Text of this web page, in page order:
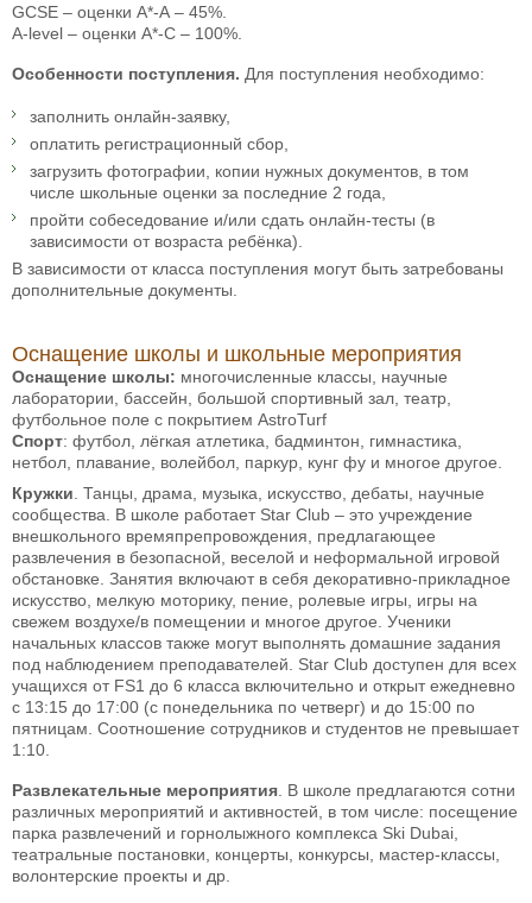
GCSE – оценки А*-А – 45%.
A-level – оценки A*-C – 100%.
Особенности поступления. Для поступления необходимо:
заполнить онлайн-заявку,
оплатить регистрационный сбор,
загрузить фотографии, копии нужных документов, в том
числе школьные оценки за последние 2 года,
пройти собеседование и/или сдать онлайн-тесты (в
зависимости от возраста ребёнка).
В зависимости от класса поступления могут быть затребованы
дополнительные документы.
Оснащение школы и школьные мероприятия
Оснащение школы: многочисленные классы, научные
лаборатории, бассейн, большой спортивный зал, театр,
футбольное поле с покрытием AstroTurf
Спорт: футбол, лёгкая атлетика, бадминтон, гимнастика,
нетбол, плавание, волейбол, паркур, кунг фу и многое другое.
Кружки . Танцы, драма, музыка, искусство, дебаты, научные
сообщества. В школе работает Star Club – это учреждение
внешкольного времяпрепровождения, предлагающее
развлечения в безопасной, веселой и неформальной игровой
обстановке. Занятия включают в себя декоративно-прикладное
искусство, мелкую моторику, пение, ролевые игры, игры на
свежем воздухе/в помещении и многое другое. Ученики
начальных классов также могут выполнять домашние задания
под наблюдением преподавателей. Star Club доступен для всех
учащихся от FS1 до 6 класса включительно и открыт ежедневно
с 13:15 до 17:00 (с понедельника по четверг) и до 15:00 по
пятницам. Соотношение сотрудников и студентов не превышает
1:10.
Развлекательные мероприятия . В школе предлагаются сотни
различных мероприятий и активностей, в том числе: посещение
парка развлечений и горнолыжного комплекса Ski Dubai,
театральные постановки, концерты, конкурсы, мастер-классы,
волонтерские проекты и др.